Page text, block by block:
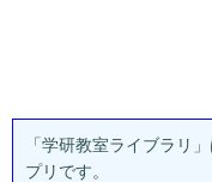
「学研教室ライブラリ
プリです。